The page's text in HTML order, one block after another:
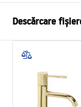
Metodă de montaj
Culoare
Tip de gura de
Material
Lungimea gurii
Descărcare
Condiții de
Instrucțiuni